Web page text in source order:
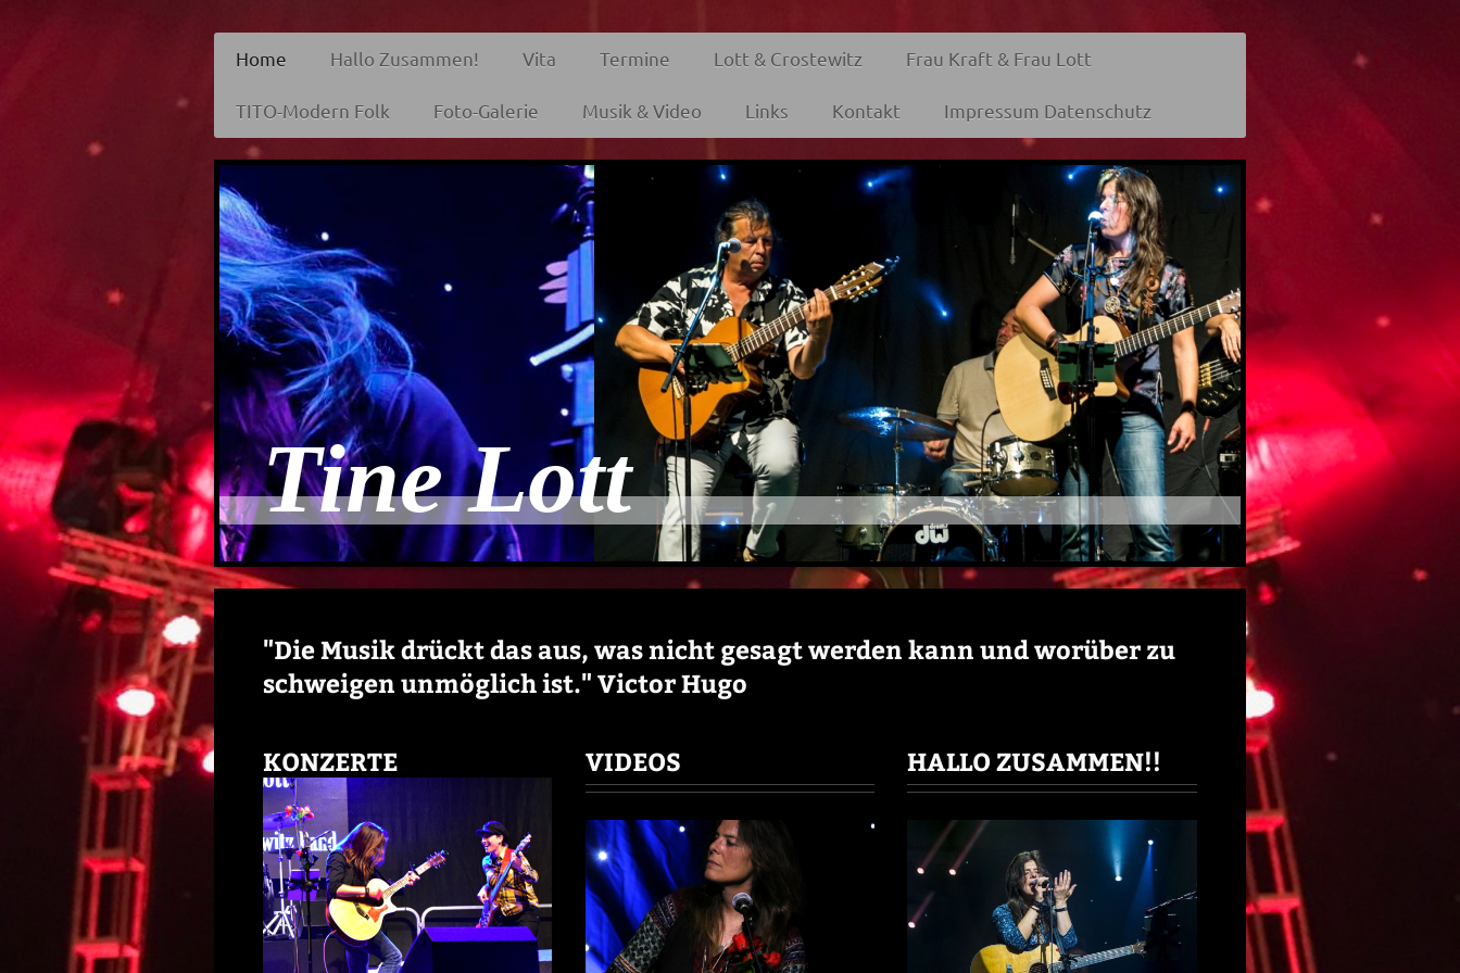
Home Hallo Zusammen! Vita Termine Lott & Crostewitz Frau Kraft & Frau Lott
TITO-Modern Folk Foto-Galerie Musik & Video Links Kontakt Impressum Datenschutz
Tine Lott
"Die Musik drückt das aus, was nicht gesagt werden kann und worüber zu
schweigen unmöglich ist." Victor Hugo
KONZERTE VIDEOS HALLO ZUSAMMEN!!